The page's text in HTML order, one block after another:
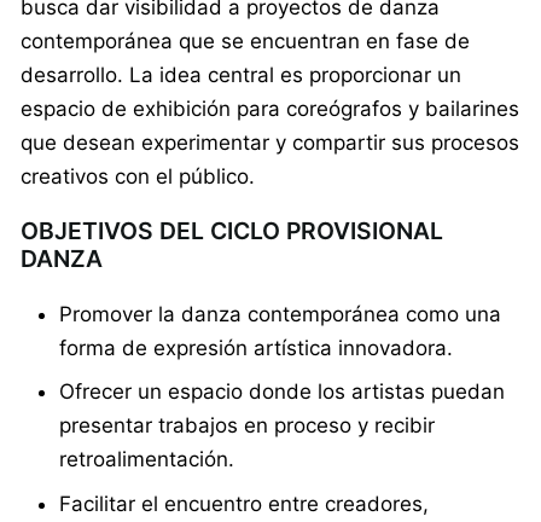
busca dar visibilidad a proyectos de danza
contemporánea que se encuentran en fase de
desarrollo. La idea central es proporcionar un
espacio de exhibición para coreógrafos y bailarines
que desean experimentar y compartir sus procesos
creativos con el público.
OBJETIVOS DEL CICLO PROVISIONAL
DANZA
Promover la danza contemporánea como una
forma de expresión artística innovadora.
Ofrecer un espacio donde los artistas puedan
presentar trabajos en proceso y recibir
retroalimentación.
Facilitar el encuentro entre creadores,